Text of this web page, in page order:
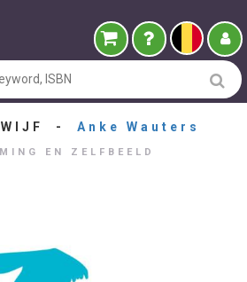
WIJF - Anke Wauters
EN ZELFBEELD